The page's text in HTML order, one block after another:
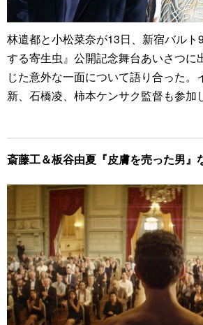
林遣都と小松菜奈が13日、新宿バル
する寄生虫』公開記念舞台あいさつに
じた意外な一面について語り合った。
新、石橋凌、柿本ケンサク監督も参加
斎藤工＆板谷由夏『皮膚を売った男』